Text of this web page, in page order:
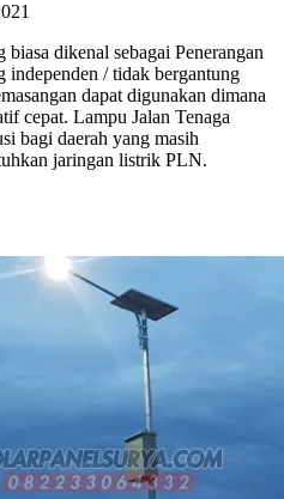
dikenal sebagai Penerangan
independen / tidak bergantung
dapat digunakan dimana
cepat. Lampu Jalan Tenaga
bagi daerah yang masih
jaringan listrik PLN.